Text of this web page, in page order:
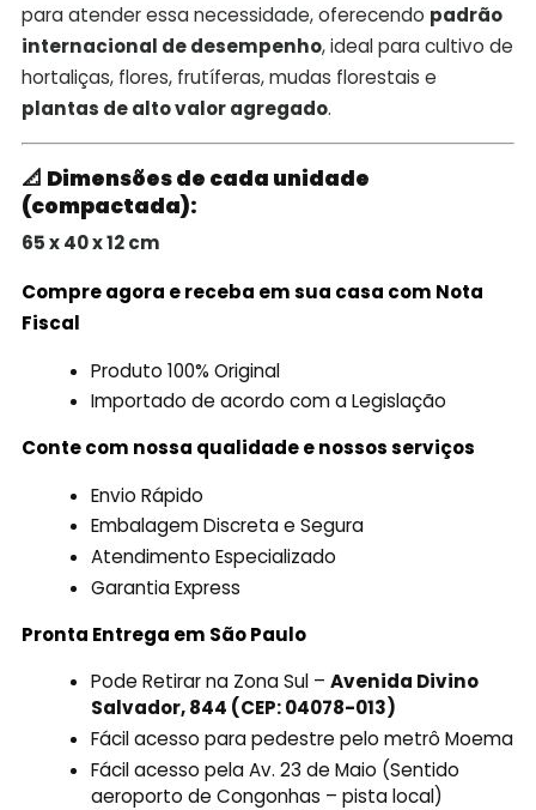
para atender essa necessidade, oferecendo padrão
internacional de desempenho, ideal para cultivo de
hortaliças, flores, frutíferas, mudas florestais e
plantas de alto valor agregado.
📐 Dimensões de cada unidade
(compactada):
65 x 40 x 12 cm
Compre agora e receba em sua casa com Nota
Fiscal
Produto 100% Original
Importado de acordo com a Legislação
Conte com nossa qualidade e nossos serviços
Envio Rápido
Embalagem Discreta e Segura
Atendimento Especializado
Garantia Express
Pronta Entrega em São Paulo
Pode Retirar na Zona Sul –Avenida Divino
Salvador, 844 (CEP: 04078-013)
Fácil acesso para pedestre pelo metrô Moema
Fácil acesso pela Av. 23 de Maio (Sentido
aeroporto de Congonhas – pista local)